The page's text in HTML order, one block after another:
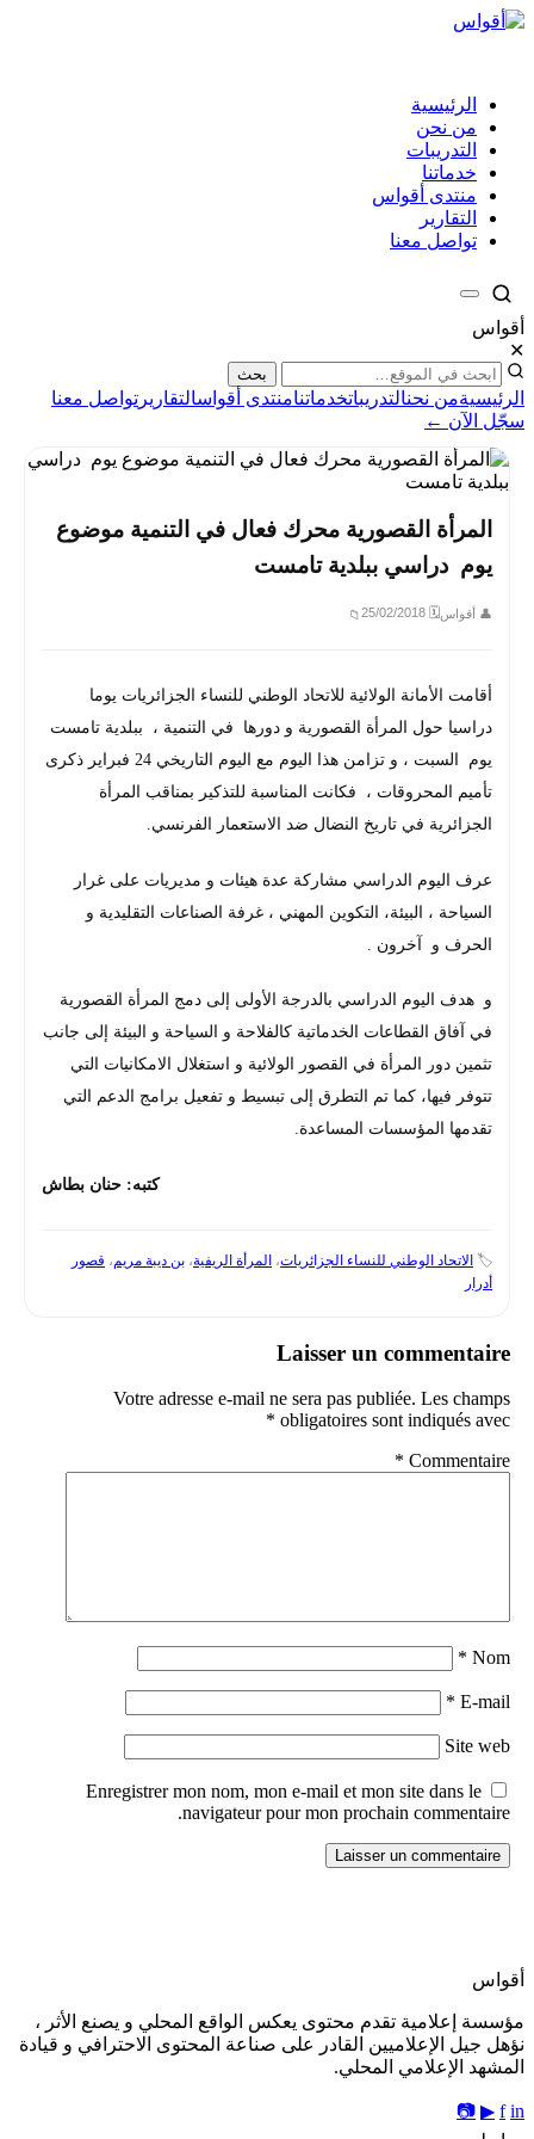
الرئيسية
من نحن
التدريبات
خدماتنا
منتدى أقواس
التقارير
تواصل معنا
أقواس
✕
بحث
الرئيسيةمن نحنالتدريباتخدماتنامنتدى أقواسالتقارير تواصل معنا
سجّل الآن ←
المرأة القصورية محرك فعال في التنمية موضوع
يوم دراسي ببلدية تامست
👤 أقواس🗓 25/02/2018
📁
أقامت الأمانة الولائية للاتحاد الوطني للنساء الجزائريات يوما
دراسيا حول المرأة القصورية و دورها في التنمية ، ببلدية تامست
يوم السبت ، و تزامن هذا اليوم مع اليوم التاريخي 24 فبراير ذكرى
تأميم المحروقات ، فكانت المناسبة للتذكير بمناقب المرأة
الجزائرية في تاريخ النضال ضد الاستعمار الفرنسي.
عرف اليوم الدراسي مشاركة عدة هيئات و مديريات على غرار
السياحة ، البيئة، التكوين المهني ، غرفة الصناعات التقليدية و
الحرف و آخرون .
و هدف اليوم الدراسي بالدرجة الأولى إلى دمج المرأة القصورية
في آفاق القطاعات الخدماتية كالفلاحة و السياحة و البيئة إلى جانب
تثمين دور المرأة في القصور الولائية و استغلال الامكانيات التي
تتوفر فيها، كما تم التطرق إلى تبسيط و تفعيل برامج الدعم التي
تقدمها المؤسسات المساعدة.
كتبه: حنان بطاش
🏷️ الاتحاد الوطني للنساء الجزائريات، المرأة الريفية، بن ديبة مريم ، قصور
أدرار
Laisser un commentaire
Votre adresse e-mail ne sera pas publiée. Les champs
obligatoires sont indiqués avec
*
Commentaire
*
Nom
*
E-mail
*
Site web
Enregistrer mon nom, mon e-mail et mon site dans le
navigateur pour mon prochain commentaire.
أقواس
مؤسسة إعلامية تقدم محتوى يعكس الواقع المحلي و يصنع الأثر ،
نؤهل جيل الإعلاميين القادر على صناعة المحتوى الاحترافي و قيادة
المشهد الإعلامي المحلي.
f in
▶
📷